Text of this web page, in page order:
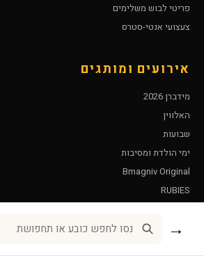
פריטי לבוש משלימים
צעצועי אנטי-סטרס
אירועים ומותגים
מידברן 2026
האלווין
שבועות
ימי הולדת ומסיבות
Bmagniv Original
RUBIES
→